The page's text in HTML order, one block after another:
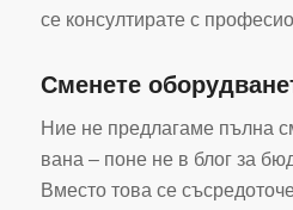
се консултирате с
Сменете
Ние не предлагаме пълна
вана – поне не в блог за
Вместо това се